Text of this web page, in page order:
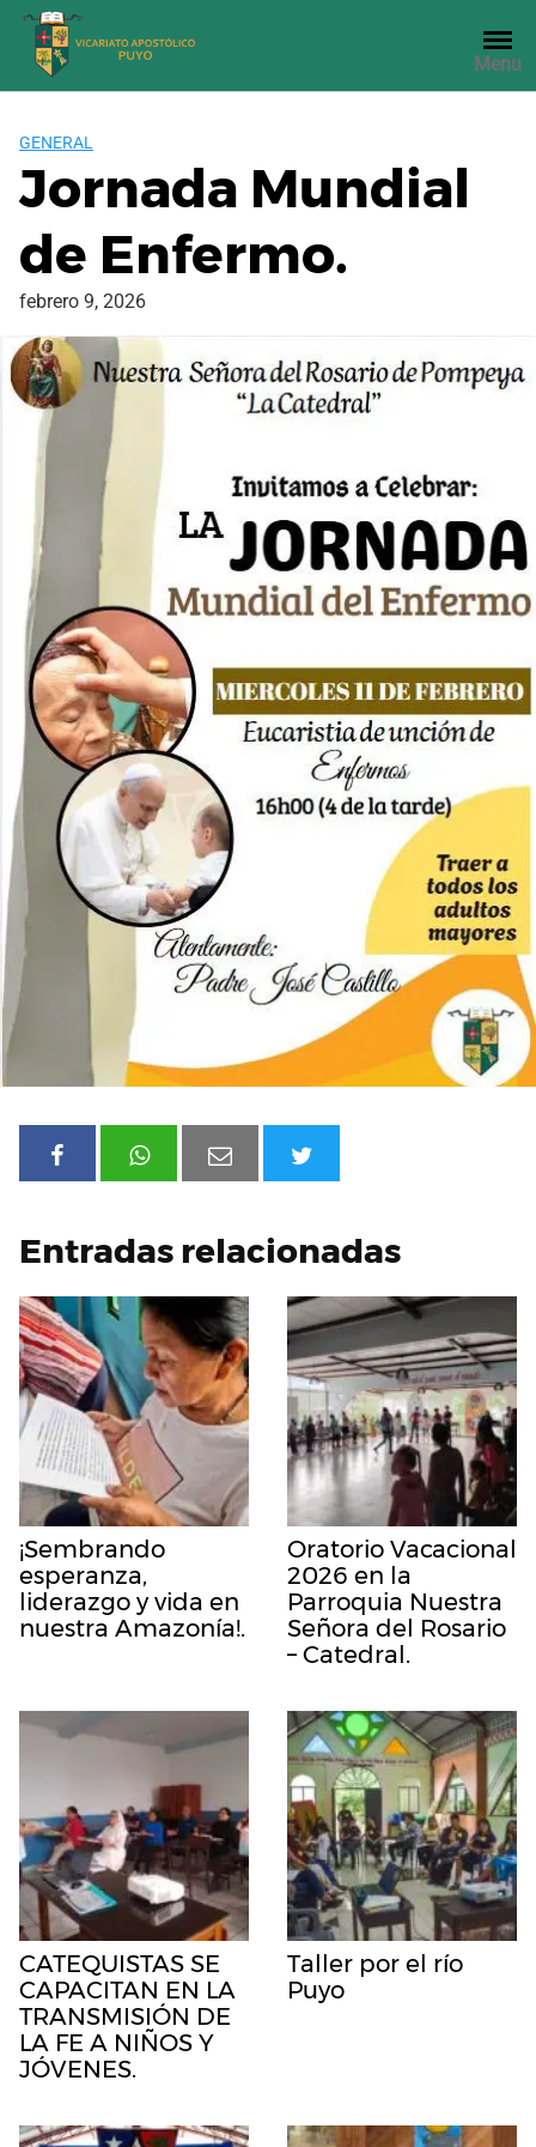
Saltar
contenido
Menu
GENERAL
Jornada Mundial
de Enfermo.
febrero 9, 2026
Entradas relacionadas
¡Sembrando
esperanza,
liderazgo y vida en
nuestra Amazonía!.
Oratorio Vacacional
2026 en la
Parroquia Nuestra
Señora del Rosario
– Catedral.
CATEQUISTAS SE
CAPACITAN EN LA
TRANSMISIÓN DE
LA FE A NIÑOS Y
JÓVENES.
Taller por el río
Puyo